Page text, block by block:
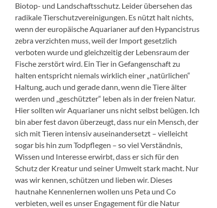
Biotop- und Landschaftsschutz. Leider übersehen das
radikale Tierschutzvereinigungen. Es nützt halt nichts,
wenn der europäische Aquarianer auf den Hypancistrus
zebra verzichten muss, weil der Import gesetzlich
verboten wurde und gleichzeitig der Lebensraum der
Fische zerstört wird. Ein Tier in Gefangenschaft zu
halten entspricht niemals wirklich einer „natürlichen“
Haltung, auch und gerade dann, wenn die Tiere älter
werden und „geschützter“ leben als in der freien Natur.
Hier sollten wir Aquarianer uns nicht selbst belügen. Ich
bin aber fest davon überzeugt, dass nur ein Mensch, der
sich mit Tieren intensiv auseinandersetzt – vielleicht
sogar bis hin zum Todpflegen – so viel Verständnis,
Wissen und Interesse erwirbt, dass er sich für den
Schutz der Kreatur und seiner Umwelt stark macht. Nur
was wir kennen, schützen und lieben wir. Dieses
hautnahe Kennenlernen wollen uns Peta und Co
verbieten, weil es unser Engagement für die Natur